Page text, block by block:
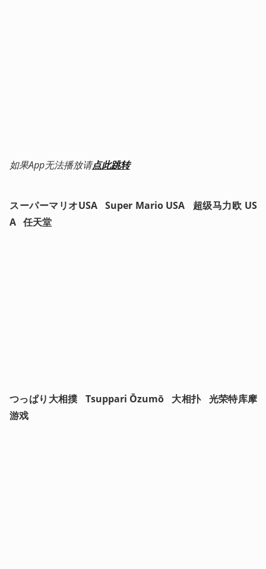
如果App无法播放请点此跳转
スーパーマリオUSA   Super Mario USA   超级马力欧 US
A   任天堂
つっぱり大相撲   Tsuppari Ōzumō   大相扑   光荣特库摩
游戏